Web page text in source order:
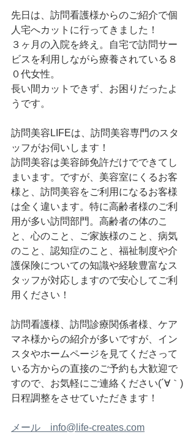
先日は、訪問看護様からのご紹介で個
人宅へカットに行ってきました！
３ヶ月の入院を終え。自宅で訪問サー
ビスを利用しながら療養されている８
０代女性。
長い間カットできず、お困りだったよ
うです。
訪問美容LIFEは、訪問美容専門のスタ
ッフがお伺いします！
訪問美容は美容師免許だけでできてし
まいます。ですが、美容室にくるお客
様と、訪問美容をご利用になるお客様
は全く違います。特に高齢者様のご利
用が多い訪問部門。高齢者の体のこ
と、心のこと、ご家族様のこと、病気
のこと、認知症のこと、福祉制度や介
護保険についての知識や経験豊富なス
タッフが対応しますので安心してご利
用ください！
訪問看護様、訪問診療関係者様、ケア
マネ様からの紹介が多いですが、イン
スタやホームページを見てくださって
いる方からの直接のご予約も大歓迎で
すので、お気軽にご連絡ください(´∀｀)
日程調整をさせていただきます！
メール　info@life-creates.com